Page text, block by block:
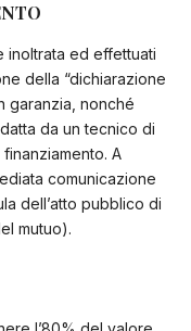
inoltrata ed effettuati
della “dichiarazione
garanzia, nonché
da un tecnico di
A
comunicazione
dell’atto pubblico di
mutuo).